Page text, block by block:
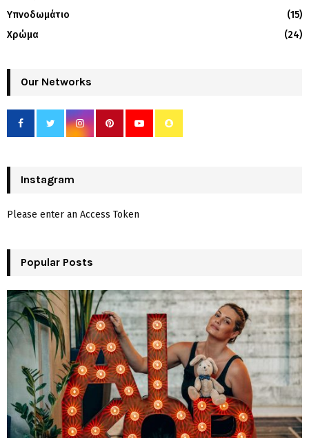
Υπνοδωμάτιο
(15)
Χρώμα
(24)
Our Networks
Instagram
Please enter an Access Token
Popular Posts